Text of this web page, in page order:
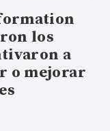
los
a
o mejorar